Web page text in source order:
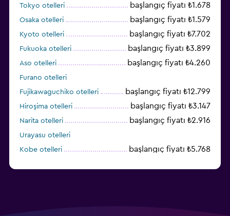
Tokyo otelleri başlangıç fiyatı ₺1.678
Osaka otelleri başlangıç fiyatı ₺1.579
Kyoto otelleri başlangıç fiyatı ₺7.702
Fukuoka otelleri başlangıç fiyatı ₺3.899
Aso otelleri başlangıç fiyatı ₺4.260
Furano otelleri
Fujikawaguchiko otelleri
başlangıç fiyatı ₺12.799
Hiroşima otelleri başlangıç fiyatı ₺3.147
Narita otelleri başlangıç fiyatı ₺2.916
Urayasu otelleri
Kobe otelleri
başlangıç fiyatı ₺5.768